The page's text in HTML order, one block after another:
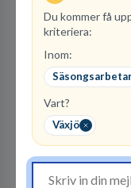
Du kommer få
kriteriera:
Inom:
Vart?
Växjö
2lediga jobb
Vår
affärsjuridik
affärsjuridisk